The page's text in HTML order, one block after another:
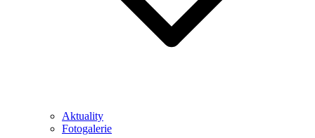
Aktuality
Fotogalerie